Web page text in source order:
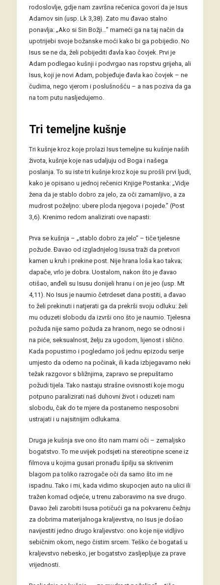
rodoslovlje, gdje nam završna rečenica govori da je Isus
Adamov sin (usp. Lk 3,38). Zato mu đavao stalno
ponavlja: „Ako si Sin Božji…” mameći ga na taj način da
upotrijebi svoje božanske moći kako bi ga pobijedio. No
Isus se ne da, želi pobijediti đavla kao čovjek. Prvi je
Adam podlegao kušnji i podvrgao nas ropstvu grijeha, ali
Isus, koji je novi Adam, pobjeđuje đavla kao čovjek – ne
čudima, nego vjerom i poslušnošću – a nas poziva da ga
na tom putu nasljedujemo.
Tri temeljne kušnje
Tri kušnje kroz koje prolazi Isus temeljne su kušnje naših
života, kušnje koje nas udaljuju od Boga i našega
poslanja. To su iste tri kušnje kroz koje su prošli prvi ljudi,
kako je opisano u jednoj rečenici Knjige Postanka: „Vidje
žena da je stablo dobro za jelo, za oči zamamljivo, a za
mudrost poželjno: ubere ploda njegova i pojede.” (Post
3,6). Krenimo redom analizirati ove napasti:
Prva se kušnja – „stablo dobro za jelo” – tiče tjelesne
požude. Đavao od izgladnjelog Isusa traži da pretvori
kamen u kruh i prekine post. Nije hrana loša kao takva;
dapače, vrlo je dobra. Uostalom, nakon što je đavao
otišao, anđeli su Isusu donijeli hranu i on je jeo (usp. Mt
4,11). No Isus je naumio četrdeset dana postiti, a đavao
to želi prekinuti i natjerati ga da prekrši svoju odluku: želi
mu oduzeti slobodu da izvrši ono što je naumio. Tjelesna
požuda nije samo požuda za hranom, nego se odnosi i
na piće, seksualnost, želju za ugodom, lijenost i slično.
Kada popustimo i pogledamo još jednu epizodu serije
umjesto da odemo na počinak, ili kada izbjegavamo neki
težak razgovor s bližnjima, zapravo se prepuštamo
požudi tijela. Tako nastaju strašne ovisnosti koje mogu
potpuno paralizirati naš duhovni život i oduzeti nam
slobodu, čak do te mjere da postanemo nesposobni
ustrajati i u najsitnijim odlukama.
Druga je kušnja sve ono što nam mami oči – zemaljsko
bogatstvo. To me uvijek podsjeti na stereotipne scene iz
filmova u kojima gusari pronađu špilju sa skrivenim
blagom pa toliko razrogače oči da samo što im ne
ispadnu. Tako i mi, kada vidimo skupocjen auto na ulici ili
tražen komad odjeće, u trenu zaboravimo na sve drugo.
Đavao želi zarobiti Isusa potičući ga na pokvarenu čežnju
za dobrima materijalnoga kraljevstva, no Isus je došao
navijestiti jedno drugo kraljevstvo: ono koje nije vidljivo
sebičnim okom, nego čistim srcem. Teško će bogataš u
kraljevstvo nebesko, jer bogatstvo zasljepljuje za prave
vrijednosti.